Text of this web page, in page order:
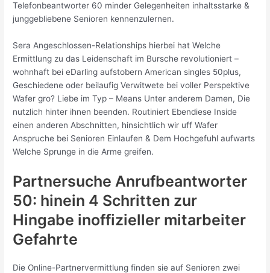
Telefonbeantworter 60 minder Gelegenheiten inhaltsstarke &
junggebliebene Senioren kennenzulernen.
Sera Angeschlossen-Relationships hierbei hat Welche
Ermittlung zu das Leidenschaft im Bursche revolutioniert –
wohnhaft bei eDarling aufstobern American singles 50plus,
Geschiedene oder beilaufig Verwitwete bei voller Perspektive
Wafer gro? Liebe im Typ – Means Unter anderem Damen, Die
nutzlich hinter ihnen beenden. Routiniert Ebendiese Inside
einen anderen Abschnitten, hinsichtlich wir uff Wafer
Anspruche bei Senioren Einlaufen & Dem Hochgefuhl aufwarts
Welche Sprunge in die Arme greifen.
Partnersuche Anrufbeantworter
50: hinein 4 Schritten zur
Hingabe inoffizieller mitarbeiter
Gefahrte
Die Online-Partnervermittlung finden sie auf Senioren zwei